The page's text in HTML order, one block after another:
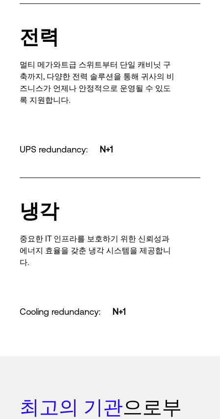
전력
멀티 메가와트급 스위트부터 단일 캐비닛 구
축까지, 다양한 전력 솔루션을 통해 귀사의 비
즈니스가 언제나 안정적으로 운영될 수 있도
록 지원합니다.
UPS redundancy: N+1
냉각
중요한 IT 인프라를 보호하기 위한 신뢰성과
에너지 효율을 갖춘 냉각 시스템을 제공합니
다.
Cooling redundancy: N+1
최고의 기관으로부